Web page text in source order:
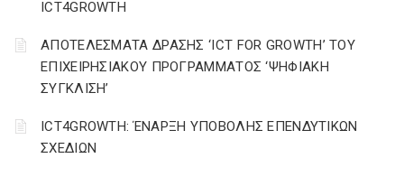
ICT4GROWTH
ΑΠΟΤΕΛΕΣΜΑΤΑ ΔΡΑΣΗΣ ‘ICT FOR GROWTH’ ΤΟΥ
ΕΠΙΧΕΙΡΗΣΙΑΚΟΥ ΠΡΟΓΡΑΜΜΑΤΟΣ ‘ΨΗΦΙΑΚΗ
ΣΥΓΚΛΙΣΗ’
ICT4GROWTH: ΈΝΑΡΞΗ ΥΠΟΒΟΛΗΣ ΕΠΕΝΔΥΤΙΚΩΝ
ΣΧΕΔΙΩΝ